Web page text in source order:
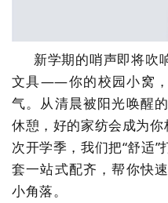
新学期的哨声即将吹
文具——你的校园小窝
气。从清晨被阳光唤醒
休憩，好的家纺会成为你
次开学季，我们把“舒适
套一站式配齐，帮你快
小角落。